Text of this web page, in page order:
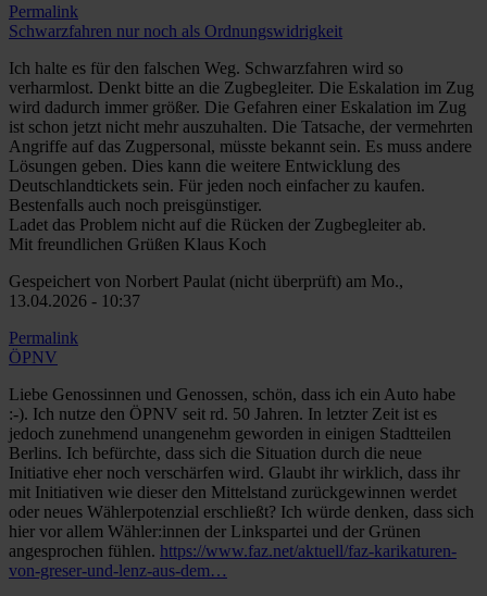
(nicht
überprüft)
Permalink
Schwarzfahren nur noch als Ordnungswidrigkeit
Ich halte es für den falschen Weg. Schwarzfahren wird so
verharmlost. Denkt bitte an die Zugbegleiter. Die Eskalation im Zug
wird dadurch immer größer. Die Gefahren einer Eskalation im Zug
ist schon jetzt nicht mehr auszuhalten. Die Tatsache, der vermehrten
Angriffe auf das Zugpersonal, müsste bekannt sein. Es muss andere
Lösungen geben. Dies kann die weitere Entwicklung des
Deutschlandtickets sein. Für jeden noch einfacher zu kaufen.
Bestenfalls auch noch preisgünstiger.
Ladet das Problem nicht auf die Rücken der Zugbegleiter ab.
Mit freundlichen Grüßen Klaus Koch
Gespeichert von Norbert Paulat (nicht überprüft) am Mo.,
13.04.2026 - 10:37
Permalink
ÖPNV
Liebe Genossinnen und Genossen, schön, dass ich ein Auto habe
:-). Ich nutze den ÖPNV seit rd. 50 Jahren. In letzter Zeit ist es
jedoch zunehmend unangenehm geworden in einigen Stadtteilen
Berlins. Ich befürchte, dass sich die Situation durch die neue
Initiative eher noch verschärfen wird. Glaubt ihr wirklich, dass ihr
mit Initiativen wie dieser den Mittelstand zurückgewinnen werdet
oder neues Wählerpotenzial erschließt? Ich würde denken, dass sich
hier vor allem Wähler:innen der Linkspartei und der Grünen
angesprochen fühlen. https://www.faz.net/aktuell/faz-karikaturen-
von-greser-und-lenz-aus-dem…